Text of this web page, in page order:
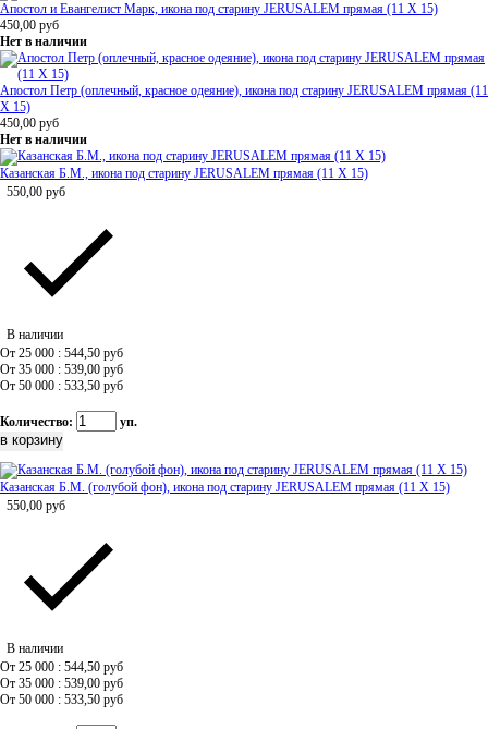
Апостол и Евангелист Марк, икона под старину JERUSALEM прямая (11 Х 15)
450,00 руб
Нет в наличии
Апостол Петр (оплечный, красное одеяние), икона под старину JERUSALEM прямая (11
Х 15)
450,00 руб
Нет в наличии
Казанская Б.М., икона под старину JERUSALEM прямая (11 Х 15)
550,00 руб
В наличии
От 25 000 : 544,50 руб
От 35 000 : 539,00 руб
От 50 000 : 533,50 руб
Количество: уп.
Казанская Б.М. (голубой фон), икона под старину JERUSALEM прямая (11 Х 15)
550,00 руб
В наличии
От 25 000 : 544,50 руб
От 35 000 : 539,00 руб
От 50 000 : 533,50 руб